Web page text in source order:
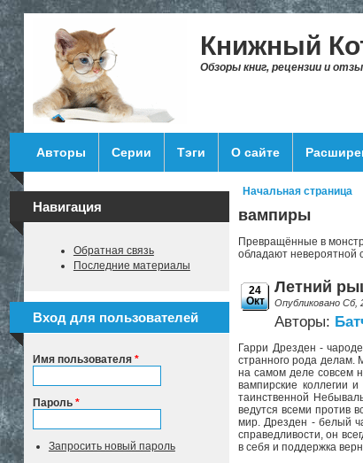
Перейти к основному содержанию
Книжный
Обзоры книг, рецензии и
Авторы Серии Тэги О сайте
Навигация
Обратная связь
Последние материалы
Вход для пользователей
Имя пользователя *
Пароль *
Запросить новый пароль
Начальная страница
вампиры
Превращённые в
обладают невероятной
24
Окт
Летний
Опубликовано Сб,
Авторы:
Гарри Дрезден -
странного рода делам.
на самом деле совсем
вампирские коллегии
таинственной
ведутся всеми против
мир. Дрезден - белый
справедливости, он
в себя и поддержка